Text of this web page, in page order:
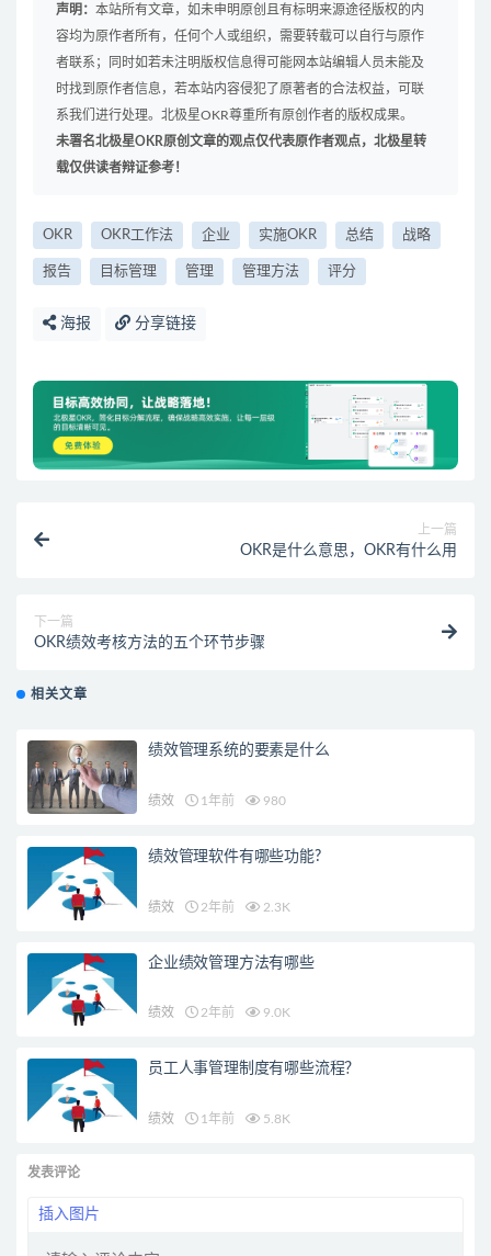
声明： 本站所有文章，如未申明原创且有标明来源途径版权的内
容均为原作者所有，任何个人或组织，需要转载可以自行与原作
者联系；同时如若未注明版权信息得可能网本站编辑人员未能及
时找到原作者信息，若本站内容侵犯了原著者的合法权益，可联
系我们进行处理。北极星OKR尊重所有原创作者的版权成果。
未署名北极星OKR原创文章的观点仅代表原作者观点，北极星转
载仅供读者辩证参考！
OKR OKR工作法 企业 实施OKR 总结 战略
报告 目标管理 管理 管理方法 评分
海报 分享链接
上一篇
OKR是什么意思，OKR有什么用
下一篇
OKR绩效考核方法的五个环节步骤
相关文章
绩效管理系统的要素是什么
绩效 1年前 980
绩效管理软件有哪些功能?
绩效 2年前 2.3K
企业绩效管理方法有哪些
绩效 2年前 9.0K
员工人事管理制度有哪些流程？
绩效 1年前 5.8K
发表评论
插入图片